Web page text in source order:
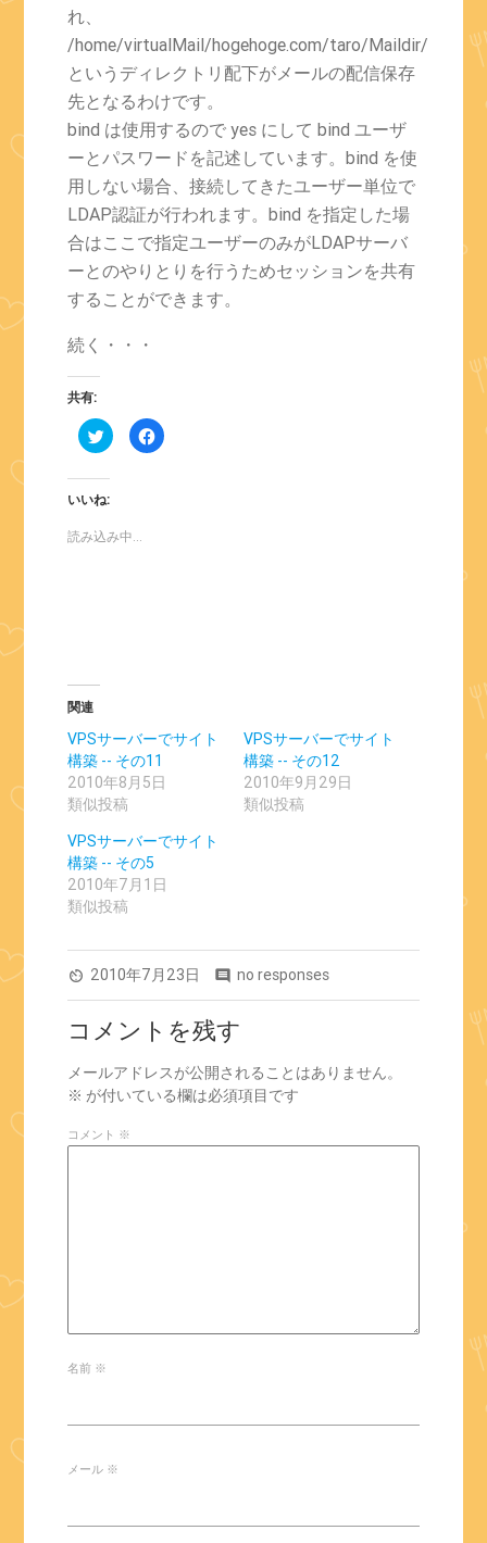
れ、
/home/virtualMail/hogehoge.com/taro/Maildir/
というディレクトリ配下がメールの配信保存
先となるわけです。
bind は使用するので yes にして bind ユーザ
ーとパスワードを記述しています。bind を使
用しない場合、接続してきたユーザー単位で
LDAP認証が行われます。bind を指定した場
合はここで指定ユーザーのみがLDAPサーバ
ーとのやりとりを行うためセッションを共有
することができます。
続く・・・
共有:
ク
リ
し
て
Twitter
共
有
Facebook
で
ン
ド
ウ
で
開
いいね:
読み込み中...
関連
VPSサーバーでサイト
構築 -- その11
2010年8月5日
類似投稿
VPSサーバーでサイト
構築 -- その12
2010年9月29日
類似投稿
VPSサーバーでサイト
構築 -- その5
2010年7月1日
類似投稿
av_timer 2010年7月23日 comment no responses
コメントを残す
メールアドレスが公開されることはありません。
※ が付いている欄は必須項目です
コメント ※
名前 ※
メール ※